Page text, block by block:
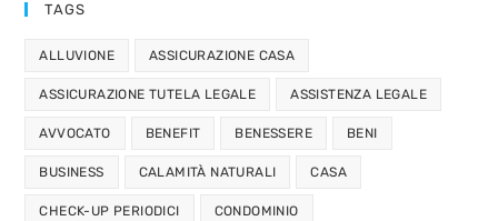
TAGS
ALLUVIONE ASSICURAZIONE CASA
ASSICURAZIONE TUTELA LEGALE ASSISTENZA LEGALE
AVVOCATO BENEFIT BENESSERE BENI
BUSINESS CALAMITÀ NATURALI CASA
CHECK-UP PERIODICI CONDOMINIO